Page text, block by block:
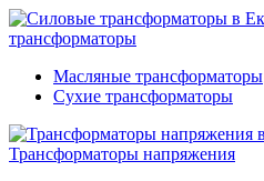
трансформаторы
Масляные трансформаторы
Сухие трансформаторы
Трансформаторы напряжения